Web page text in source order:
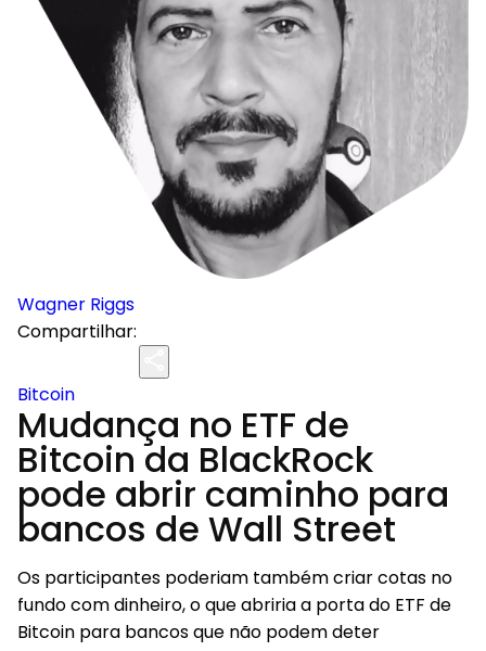
Wagner Riggs
Compartilhar:
Bitcoin
Mudança no ETF de
Bitcoin da BlackRock
pode abrir caminho para
bancos de Wall Street
Os participantes poderiam também criar cotas no
fundo com dinheiro, o que abriria a porta do ETF de
Bitcoin para bancos que não podem deter